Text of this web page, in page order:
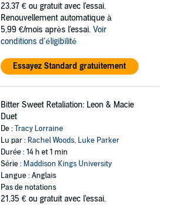
23,37 € ou gratuit avec l'essai.
Renouvellement automatique à
5,99 €/mois après l'essai. Voir
conditions d'éligibilité
Essayez Standard gratuitement
Bitter Sweet Retaliation: Leon & Macie
Duet
De :Tracy Lorraine
Lu par : Rachel Woods, Luke Parker
Durée : 14 h et 1 min
Série : Maddison Kings University
Langue : Anglais
Pas de notations
21,35 € ou gratuit avec l'essai.